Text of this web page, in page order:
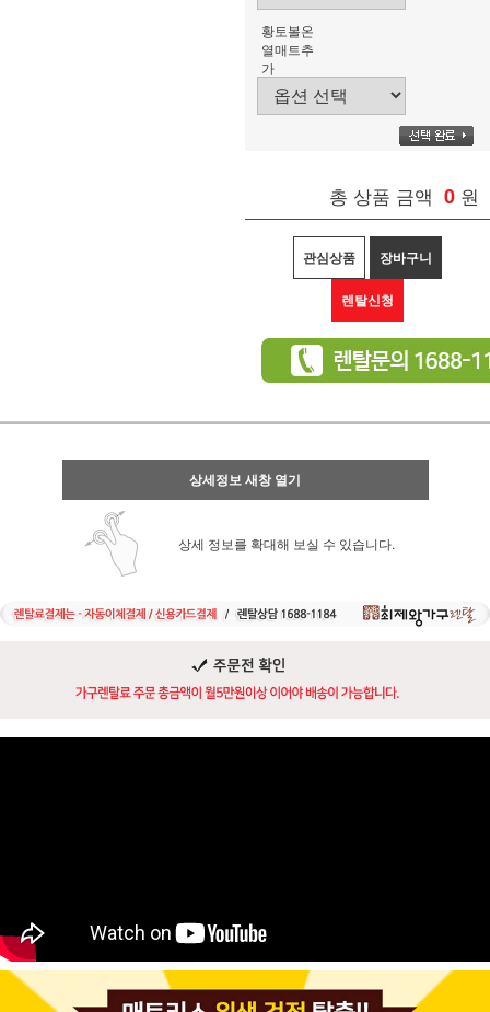
황토볼온
열매트추
가
총 상품 금액 0 원
관심상품 장바구니
렌탈신청
상세정보 새창 열기
상세 정보를 확대해 보실 수 있습니다.